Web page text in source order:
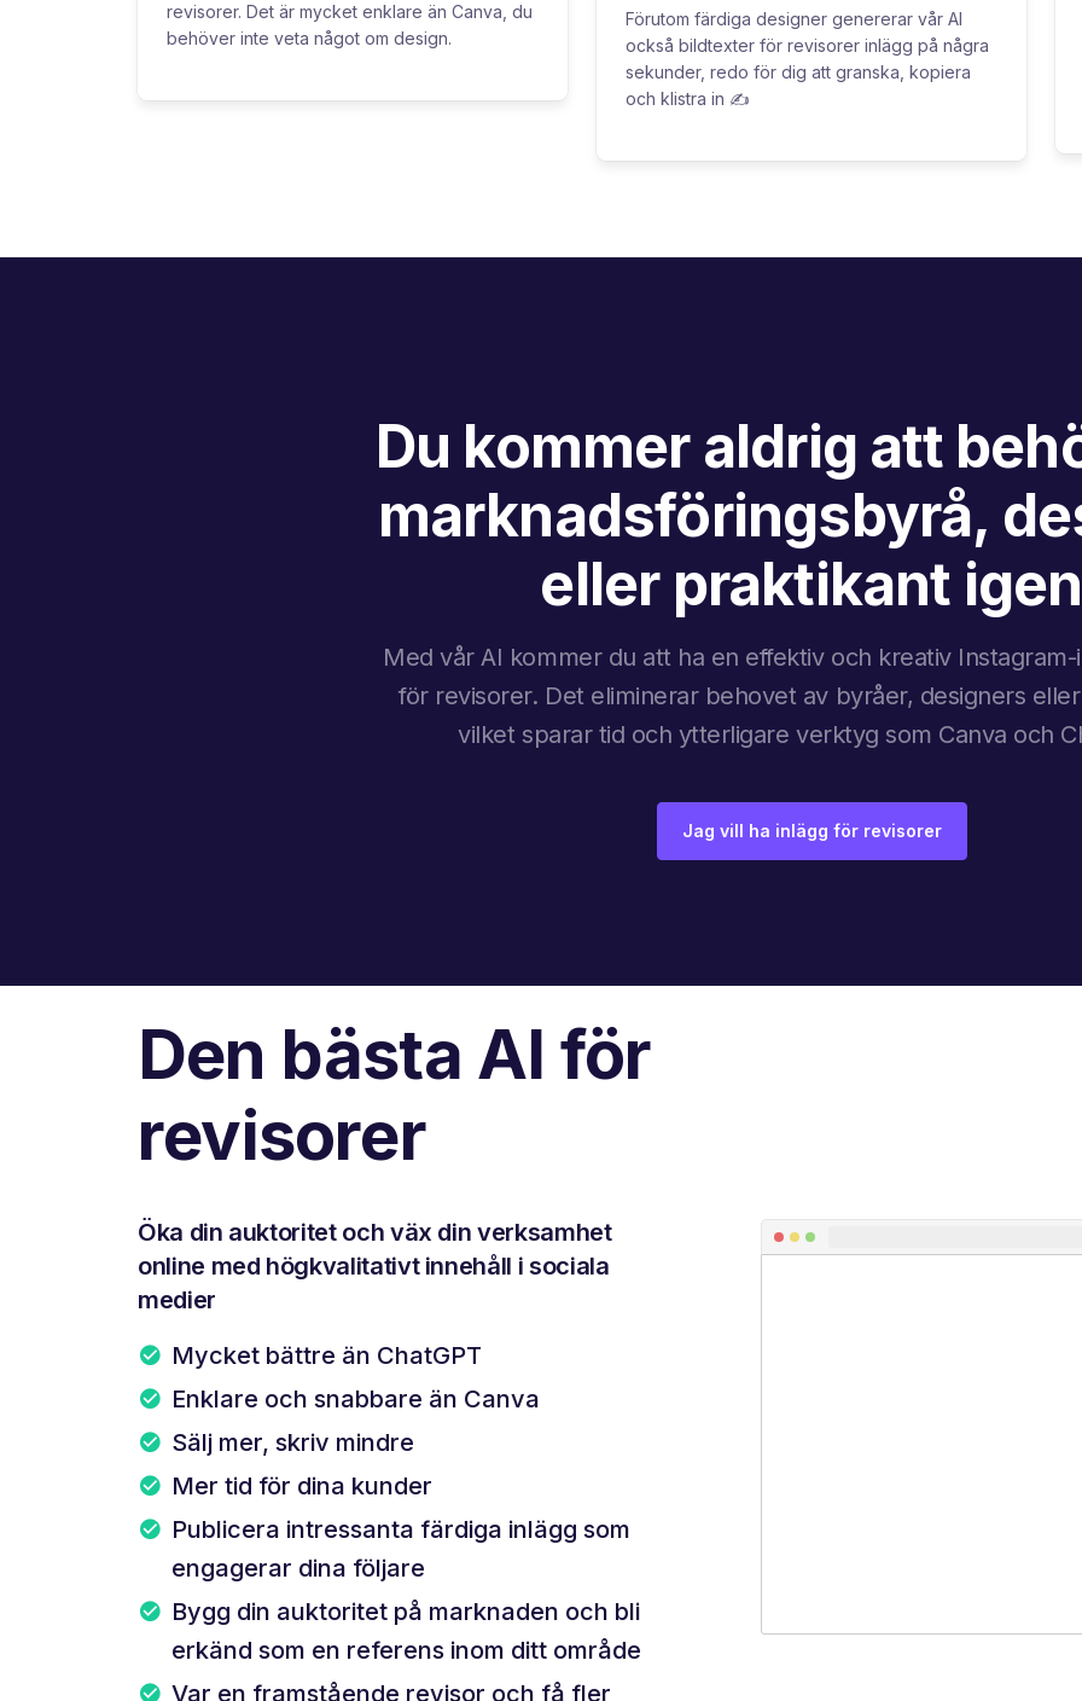
revisorer. Det är mycket enklare än Canva, du
behöver inte veta något om design.
Förutom färdiga designer genererar vår AI
också bildtexter för revisorer inlägg på några
sekunder, redo för dig att granska, kopiera
och klistra in ✍️
Du kommer aldrig att
marknadsföringsbyrå,
eller praktikant igen
Med vår AI kommer du att ha en effektiv och kreativ Instagram-
för revisorer. Det eliminerar behovet av byråer, designers
vilket sparar tid och ytterligare verktyg som Canva och
Jag vill ha inlägg för revisorer
Den bästa AI för
revisorer
Öka din auktoritet och väx din verksamhet
online med högkvalitativt innehåll i sociala
medier
Mycket bättre än ChatGPT
Enklare och snabbare än Canva
Sälj mer, skriv mindre
Mer tid för dina kunder
Publicera intressanta färdiga inlägg som
engagerar dina följare
Bygg din auktoritet på marknaden och bli
erkänd som en referens inom ditt område
Var en framstående revisor och få fler